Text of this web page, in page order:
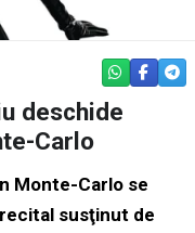
WHATSAPP
deschide
Carlo
Monte-Carlo se
susţinut de